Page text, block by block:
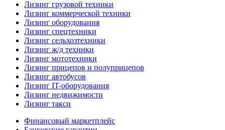
Лизинг грузовой техники
Лизинг коммерческой техники
Лизинг оборудования
Лизинг спецтехники
Лизинг сельхозтехники
Лизинг ж/д техники
Лизинг мототехники
Лизинг прицепов и полуприцепов
Лизинг автобусов
Лизинг IT-оборудования
Лизинг недвижимости
Лизинг такси
Финансовый маркетплейс